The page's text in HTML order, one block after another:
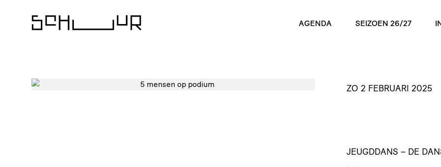
AGENDA SEIZOEN 26/27
ZO 2 FEBRUARI 2025
JEUGDDANS – DE